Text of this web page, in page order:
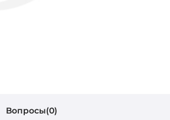
Вопросы(0)